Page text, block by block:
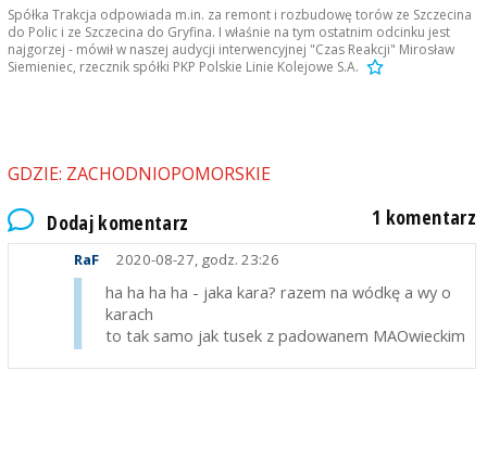
Spółka Trakcja odpowiada m.in. za remont i rozbudowę torów ze Szczecina
do Polic i ze Szczecina do Gryfina. I właśnie na tym ostatnim odcinku jest
najgorzej - mówił w naszej audycji interwencyjnej "Czas Reakcji" Mirosław
Siemieniec, rzecznik spółki PKP Polskie Linie Kolejowe S.A.
GDZIE: ZACHODNIOPOMORSKIE
Dodaj komentarz 1 komentarz
RaF 2020-08-27, godz. 23:26
ha ha ha ha - jaka kara? razem na wódkę a wy o
karach
to tak samo jak tusek z padowanem MAOwieckim